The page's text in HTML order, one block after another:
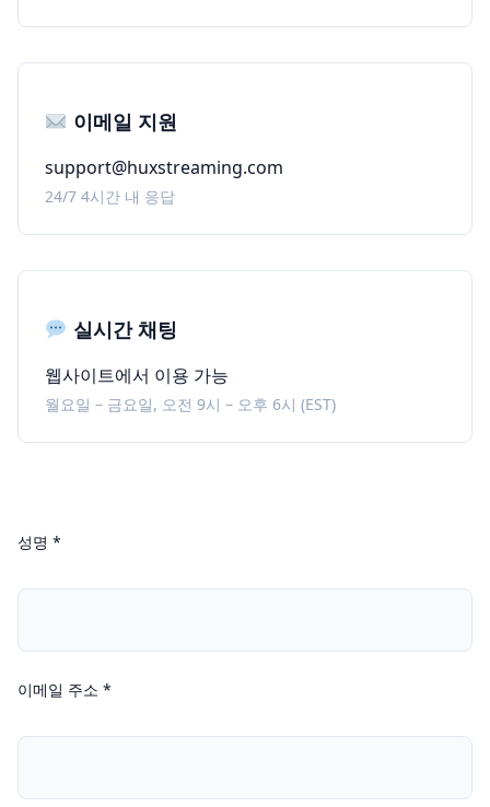
이메일 지원
support@huxstreaming.com
24/7 4시간 내 응답
실시간 채팅
웹사이트에서 이용 가능
월요일 – 금요일, 오전 9시 – 오후 6시 (EST)
성명 *
이메일 주소 *